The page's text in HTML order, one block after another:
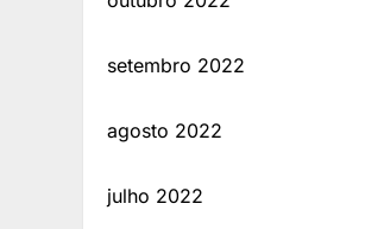
setembro 2022
agosto 2022
julho 2022